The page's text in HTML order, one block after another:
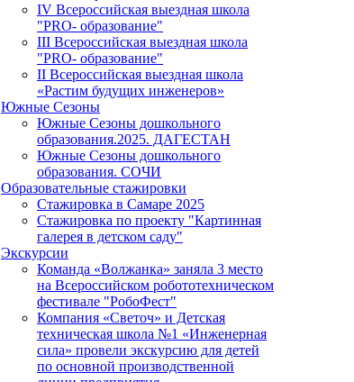
IV Всероссийская выездная школа
"PRO- образование"
III Всероссийская выездная школа
"PRO- образование"
II Всероссийская выездная школа
«Растим будущих инженеров»
Южные Сезоны
Южные Сезоны дошкольного
образования.2025. ДАГЕСТАН
Южные Сезоны дошкольного
образования. СОЧИ
Образовательные стажировки
Стажировка в Самаре 2025
Стажировка по проекту "Картинная
галерея в детском саду"
Экскурсии
Команда «Волжанка» заняла 3 место
на Всероссийском робототехническом
фестивале "РобоФест"
Компания «Светоч» и Детская
техническая школа №1 «Инженерная
сила» провели экскурсию для детей
по основной производственной